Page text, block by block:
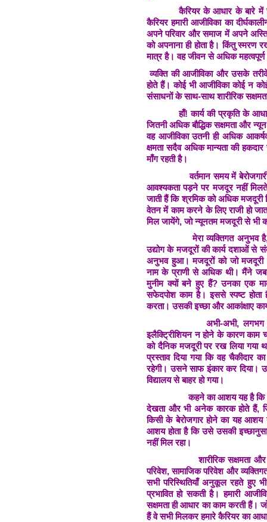
कैरियर के आधार के बारे में हम
कैरियर हमारी आजीविका का
अपने परिवार और समाज में अपने
को अपनाना ही होता है। किंतु
मात्र है। वह जीवन से अधिक
व्यक्ति की आजीविका और उसके
होते हैं। कोई भी आजीविका कोई न
संसाधनों के साथ-साथ शारीरिक
हाँ! कार्य की प्रकृति के
जितनी अधिक बौद्धिक सक्षमता और
वह आजीविका उतनी ही अधिक आकर्षक
क्षमता सदैव अधिक मान्यता की
माँग रहती है।
वर्तमान समय में
आवश्यकता पड़ने पर मजदूर नहीं
जाती हैं कि श्रमिक को अधिक
वेतन में काम करने के लिए राजी हो
मिल जायेंगे, जो न्यूनतम मजदूरी से भी
मेरा व्यक्तिगत अनुभव
उद्योग के मजदूरों की कार्य दशाओं से
अनुभव हुआ। मजदूरों को जो मजदूरी
नाम के प्राणी से अधिक थी। मैंने
मुनीम क्यों बने हुए हैं? उनका एक
सफेदपोश काम है। इससे स्पष्ट होता
करता। उसकी इच्छा और आकांक्षाए
अभी-अभी, लगभग
इलैक्ट्रिीशियन न होने के कारण काम
को दैनिक मजदूरी पर रख लिया गया
प्रस्ताव दिया गया कि वह चैकीदार
रहेगी। उसने साफ इंकार कर दिया।
विद्यालय से बाहर हो गया।
कहने का आशय यह है कि
देखता और भी अनेक कारक होते हैं,
किसी के बेरोजगार होने का यह आशय
आशय होता है कि उसे उसकी
नहीं मिल रहा।
शारीरिक सक्षमता और
परिवेश, सामाजिक परिवेश और
सभी परिस्थितियाँ अनुकूल रहते हुए
प्रभावित हो सकती है। हमारी
सक्षमता ही आधार का काम करती हैं।
हैं वे सभी मिलकर हमारे कैरियर का